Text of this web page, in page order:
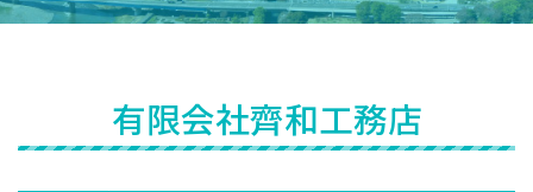
緊急通報システムについて
市営・町営住宅
賃貸店舗・事務所
有限会社齊和工務店